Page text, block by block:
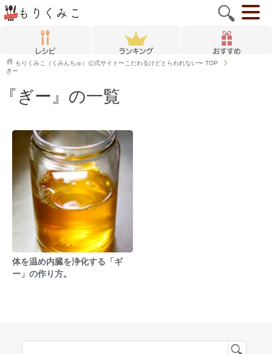
もりくみこ（くみんちゅ）公式サイト〜こだわるけどとらわれない〜 TOP
ぎー
『ぎー』の一覧
体を温め内臓を浄化する「ギ
ー」の作り方。